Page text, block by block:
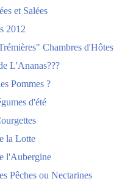
et Salées
2012
Chambres d'Hôtes
L'Ananas???
Pommes ?
d'été
la Lotte
l'Aubergine
Pêches ou Nectarines